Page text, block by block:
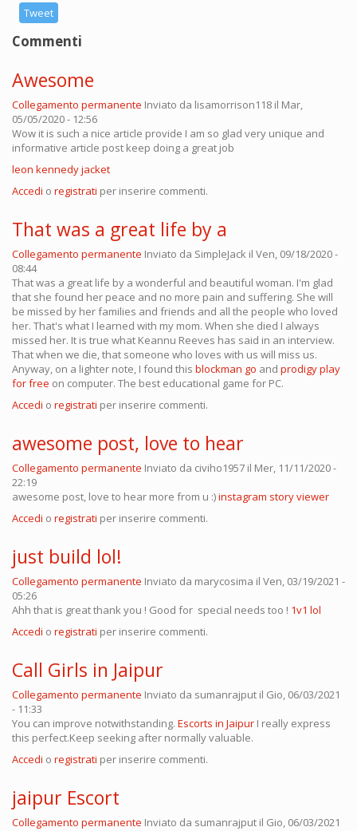
Tweet
Commenti
Awesome
Collegamento permanente Inviato da lisamorrison118 il Mar,
05/05/2020 - 12:56
Wow it is such a nice article provide I am so glad very unique and
informative article post keep doing a great job
leon kennedy jacket
Accedi o registrati per inserire commenti.
That was a great life by a
Collegamento permanente Inviato da SimpleJack il Ven, 09/18/2020 -
08:44
That was a great life by a wonderful and beautiful woman. I'm glad
that she found her peace and no more pain and suffering. She will
be missed by her families and friends and all the people who loved
her. That's what I learned with my mom. When she died I always
missed her. It is true what Keannu Reeves has said in an interview.
That when we die, that someone who loves with us will miss us.
Anyway, on a lighter note, I found this blockman go and prodigy play
for free on computer. The best educational game for PC.
Accedi o registrati per inserire commenti.
awesome post, love to hear
Collegamento permanente Inviato da civiho1957 il Mer, 11/11/2020 -
22:19
awesome post, love to hear more from u :)instagram story viewer
Accedi o registrati per inserire commenti.
just build lol!
Collegamento permanente Inviato da marycosima il Ven, 03/19/2021 -
05:26
Ahh that is great thank you ! Good for special needs too ! 1v1 lol
Accedi o registrati per inserire commenti.
Call Girls in Jaipur
Collegamento permanente Inviato da sumanrajput il Gio, 06/03/2021
- 11:33
You can improve notwithstanding. Escorts in Jaipur I really express
this perfect.Keep seeking after normally valuable.
Accedi o registrati per inserire commenti.
jaipur Escort
Collegamento permanente Inviato da sumanrajput il Gio, 06/03/2021